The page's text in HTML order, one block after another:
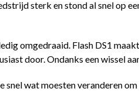
sterk en stond al snel op
omgedraaid. Flash DS1
door. Ondanks een wissel
snel wat moesten veranderen